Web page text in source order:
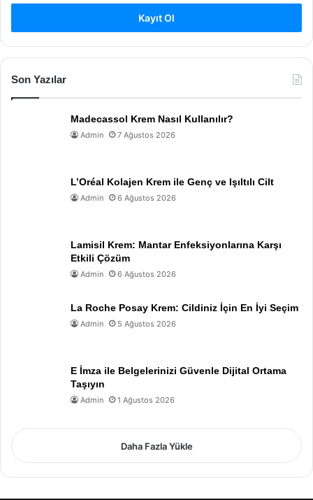
Kayıt Ol
Son Yazılar
Madecassol Krem Nasıl Kullanılır?
Admin 7 Ağustos 2026
L’Oréal Kolajen Krem ile Genç ve Işıltılı Cilt
Admin 6 Ağustos 2026
Lamisil Krem: Mantar Enfeksiyonlarına Karşı
Etkili Çözüm
Admin 6 Ağustos 2026
La Roche Posay Krem: Cildiniz İçin En İyi Seçim
Admin 5 Ağustos 2026
E İmza ile Belgelerinizi Güvenle Dijital Ortama
Taşıyın
Admin 1 Ağustos 2026
Daha Fazla Yükle